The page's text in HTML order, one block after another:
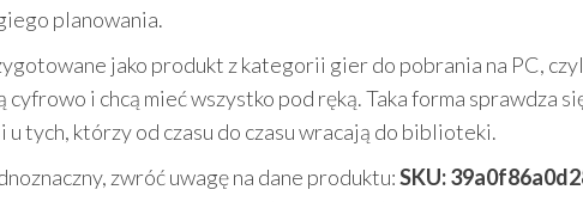
planowania.
jako produkt z kategorii gier do pobrania na PC,
i chcą mieć wszystko pod ręką. Taka forma sprawdza
tych, którzy od czasu do czasu wracają do biblioteki.
zwróć uwagę na dane produktu:SKU: